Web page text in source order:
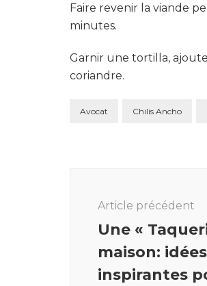
Faire revenir la viande
minutes.
Garnir une tortilla,
coriandre.
Avocat Chilis Ancho
articles
Article précédent
Une «
maison: idées
inspirantes